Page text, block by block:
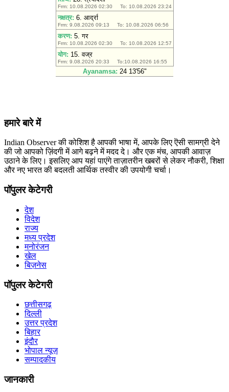
हमारे बारे में
Indian Observer की कोशिश है आपकी भाषा में, आपके लिए ऎसी सामग्री देने
की जो आपको ज़िंदगी में आगे बढ़ने में मदद दे। और एक मंच, आपकी आवाज़
उठाने के लिए। इसलिए आप यहां पाएंगे ताज़ातरीन खबरों से लेकर नौकरी, शिक्षा
और नए भारत की बदलती आर्थिक तस्वीर की उपयोगी चर्चा।
पॉपुलर केटेगरी
देश
विदेश
राज्य
मध्य प्रदेश
मनोरंजन
खेल
बिज़नेस
पॉपुलर केटेगरी
छत्तीसगढ़
दिल्ली
उत्तर प्रदेश
बिहार
इंदौर
भोपाल न्यूज़
सम्पादकीय
जानकारी